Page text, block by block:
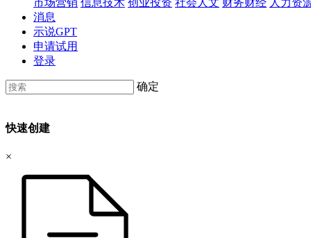
消息
示说GPT
申请试用
登录
确定
快速创建
×